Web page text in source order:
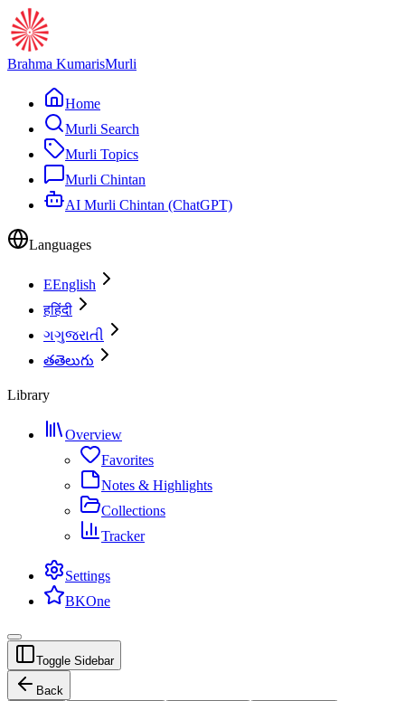
Brahma KumarisMurli
Home
Murli Search
Murli Topics
Murli Chintan
AI Murli Chintan (ChatGPT)
Languages
EEnglish
हहिंदी
ગગુજરાતી
తతెలుగు
Library
Overview
Favorites
Notes & Highlights
Collections
Tracker
Settings
BKOne
Toggle Sidebar
Back